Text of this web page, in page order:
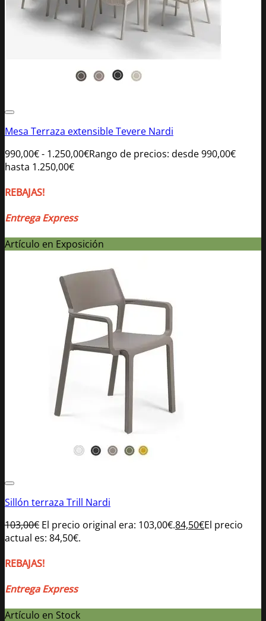
Mesa Terraza extensible Tevere Nardi
990,00€- 1.250,00€Rango de precios: desde 990,00€
hasta 1.250,00€
REBAJAS!
Entrega Express
Artículo en Exposición
Sillón terraza Trill Nardi
103,00€ El precio original era: 103,00€.84,50€El precio
actual es: 84,50€.
REBAJAS!
Entrega Express
Artículo en Stock